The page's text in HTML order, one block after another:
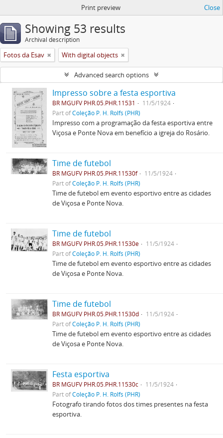
Print preview Close
Showing 53 results
Archival description
Fotos da Esav With digital objects
Advanced search options
Impresso sobre a festa esportiva
BR MGUFV PHR.05.PHR.11531
11/5/1924
Part ofColeção P. H. Rolfs (PHR)
Impresso com a programação da festa esportiva entre
Viçosa e Ponte Nova em benefício a igreja do Rosário.
Time de futebol
BR MGUFV PHR.05.PHR.11530f
11/5/1924
Part ofColeção P. H. Rolfs (PHR)
Time de futebol em evento esportivo entre as cidades
de Viçosa e Ponte Nova.
Time de futebol
BR MGUFV PHR.05.PHR.11530e
11/5/1924
Part ofColeção P. H. Rolfs (PHR)
Time de futebol em evento esportivo entre as cidades
de Viçosa e Ponte Nova.
Time de futebol
BR MGUFV PHR.05.PHR.11530d
11/5/1924
Part ofColeção P. H. Rolfs (PHR)
Time de futebol em evento esportivo entre as cidades
de Viçosa e Ponte Nova.
Festa esportiva
BR MGUFV PHR.05.PHR.11530c
11/5/1924
Part ofColeção P. H. Rolfs (PHR)
Fotografo tirando fotos dos times presentes na festa
esportiva.